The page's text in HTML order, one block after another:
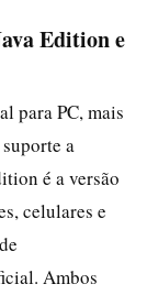
Edition e
para PC, mais
a
é a versão
celulares e
Ambos